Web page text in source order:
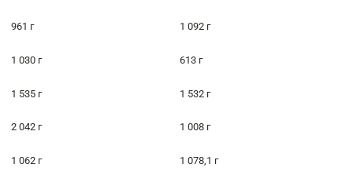
961 г 1 092 г
1 030 г 613 г
1 535 г 1 532 г
2 042 г 1 008 г
1 062 г 1 078,1 г